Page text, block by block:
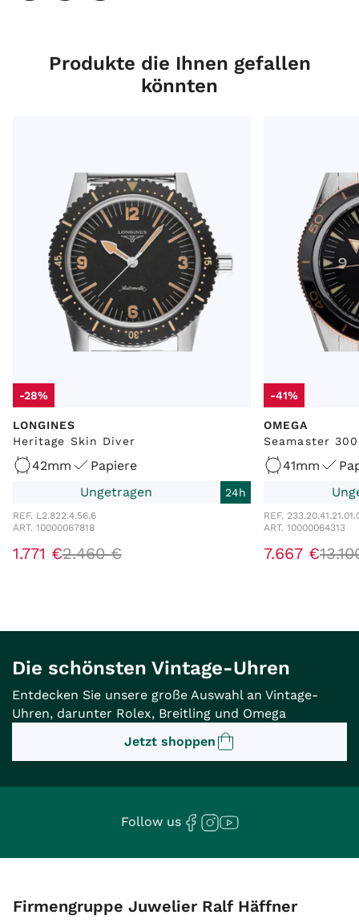
Produkte die Ihnen gefallen
könnten
-28%
LONGINES
Heritage Skin Diver
42mm
Papiere
Ungetragen
24h
REF. L2.822.4.56.6
ART. 10000067818
1.771 €2.460 €
-41%
OMEGA
Seamaster 300
41mm
REF.
ART. 10000064313
7.667 €
Die schönsten Vintage-Uhren
Entdecken Sie unsere große Auswahl an Vintage-
Uhren, darunter Rolex, Breitling und Omega
Jetzt shoppen
Follow us
Firmengruppe Juwelier Ralf Häffner